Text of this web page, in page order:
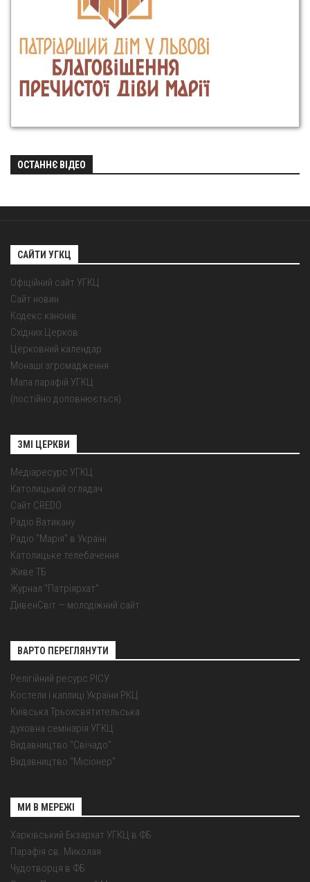
ОСТАННЄ ВІДЕО
САЙТИ УГКЦ
Офіційний сайт УГКЦ
Сайт новин
Кодекс канонів
Східних Церков
Церковний календар
Монаші згромадження
Мапа парафій УГКЦ
(постійно доповнюється)
ЗМІ ЦЕРКВИ
Медіаресурс УГКЦ
Католицький оглядач
Сайт CREDO
Радіо Ватикану
Радіо "Марія" в Україні
Католицьке телебачення
Живе ТБ
Журнал "Патріярхат"
ДивенСвіт — молодіжний сайт
ВАРТО ПЕРЕГЛЯНУТИ
Релігійний ресурс РІСУ
Костели і каплиці України РКЦ
Київська Трьохсвятительська
духовна семінарія УГКЦ
Видавництво "Свічадо"
Видавництво "Місіонер"
МИ В МЕРЕЖІ
Харківський Екзархат УГКЦ в ФБ
Парафія св. Миколая
Чудотворця в ФБ